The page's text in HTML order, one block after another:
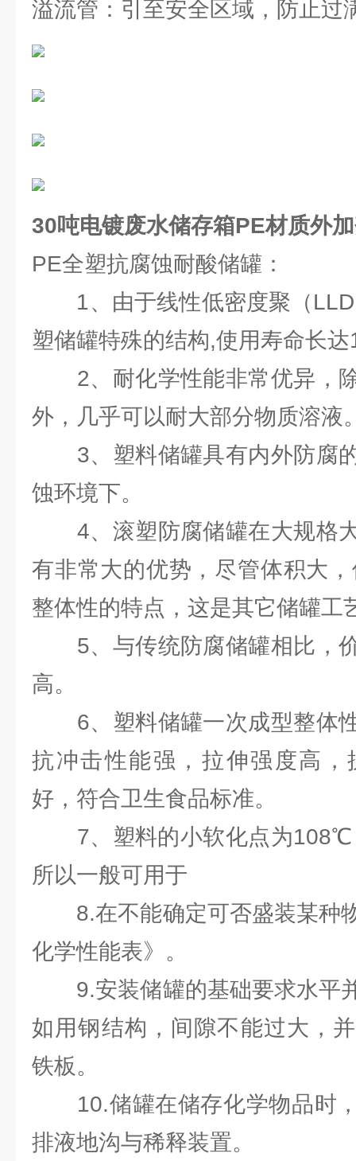
溢流管：引至安全区域，防止过
30吨电镀废水储存箱PE材质外
PE全塑抗腐蚀耐酸储罐：
1、由于线性低密度聚（
塑储罐特殊的结构,使用寿命长
2、耐化学性能非常优异，
外，几乎可以耐大部分物质溶液
3、塑料储罐具有内外防腐
蚀环境下。
4、滚塑防腐储罐在大规格
有非常大的优势，尽管体积大
整体性的特点，这是其它储罐工
5、与传统防腐储罐相比，
高。
6、塑料储罐一次成型整体
抗冲击性能强，拉伸强度高，
好，符合卫生食品标准。
7、塑料的小软化点为108℃
所以一般可用于
8.在不能确定可否盛装某种
化学性能表》。
9.安装储罐的基础要求水平
如用钢结构，间隙不能过大，
铁板。
10.储罐在储存化学物品时，
排液地沟与稀释装置。